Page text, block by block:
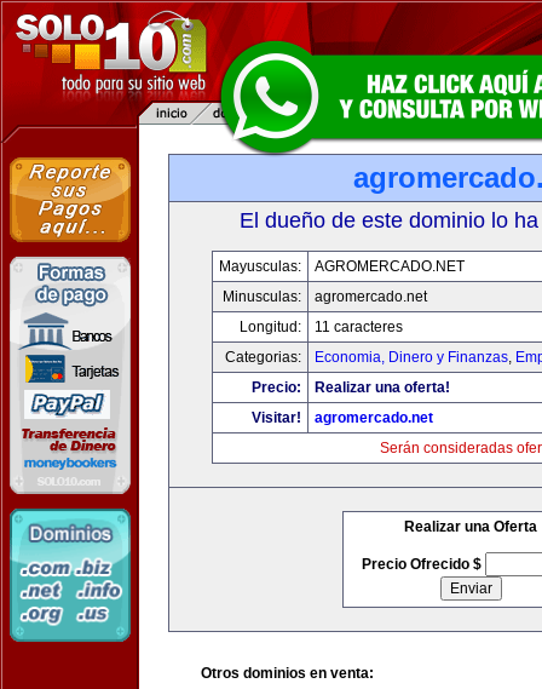
El dueño de este dominio lo
Mayusculas:
AGROMERCADO.NET
Minusculas:
agromercado.net
Longitud:
11 caracteres
Categorias:
Economia, Dinero y Finanzas,
Precio:
Realizar una oferta!
Visitar!
agromercado.net
Serán consideradas
Realizar una Oferta
Precio Ofrecido $
Otros dominios en venta: